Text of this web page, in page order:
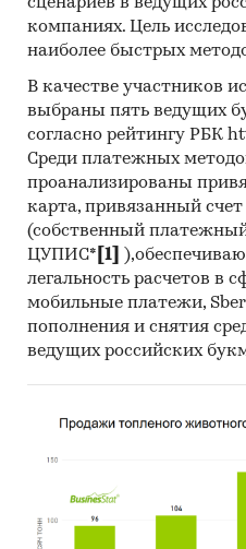
компаниях. Цель
наиболее быстрых
В качестве участников
выбраны пять ведущих
согласно рейтингу РБК
Среди платежных
проанализированы
карта, привязанный
(собственный
ЦУПИС* [1]
легальность расчетов в
мобильные платежи,
пополнения и снятия
ведущих российских